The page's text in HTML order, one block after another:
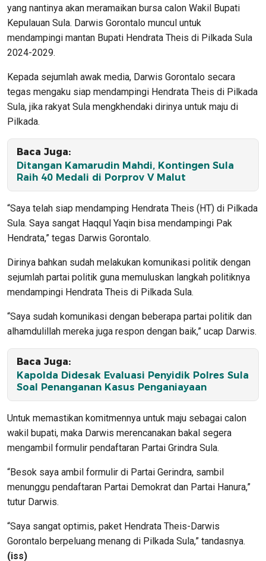
yang nantinya akan meramaikan bursa calon Wakil Bupati
Kepulauan Sula. Darwis Gorontalo muncul untuk
mendampingi mantan Bupati Hendrata Theis di Pilkada Sula
2024-2029.
Kepada sejumlah awak media, Darwis Gorontalo secara
tegas mengaku siap mendampingi Hendrata Theis di Pilkada
Sula, jika rakyat Sula mengkhendaki dirinya untuk maju di
Pilkada.
Baca Juga:
Ditangan Kamarudin Mahdi, Kontingen Sula
Raih 40 Medali di Porprov V Malut
“Saya telah siap mendamping Hendrata Theis (HT) di Pilkada
Sula. Saya sangat Haqqul Yaqin bisa mendampingi Pak
Hendrata,” tegas Darwis Gorontalo.
Dirinya bahkan sudah melakukan komunikasi politik dengan
sejumlah partai politik guna memuluskan langkah politiknya
mendampingi Hendrata Theis di Pilkada Sula.
“Saya sudah komunikasi dengan beberapa partai politik dan
alhamdulillah mereka juga respon dengan baik,” ucap Darwis.
Baca Juga:
Kapolda Didesak Evaluasi Penyidik Polres Sula
Soal Penanganan Kasus Penganiayaan
Untuk memastikan komitmennya untuk maju sebagai calon
wakil bupati, maka Darwis merencanakan bakal segera
mengambil formulir pendaftaran Partai Grindra Sula.
“Besok saya ambil formulir di Partai Gerindra, sambil
menunggu pendaftaran Partai Demokrat dan Partai Hanura,”
tutur Darwis.
“Saya sangat optimis, paket Hendrata Theis-Darwis
Gorontalo berpeluang menang di Pilkada Sula,” tandasnya.
(iss)